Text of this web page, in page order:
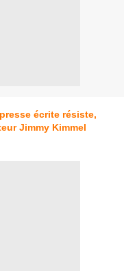
écrite résiste,
Jimmy Kimmel